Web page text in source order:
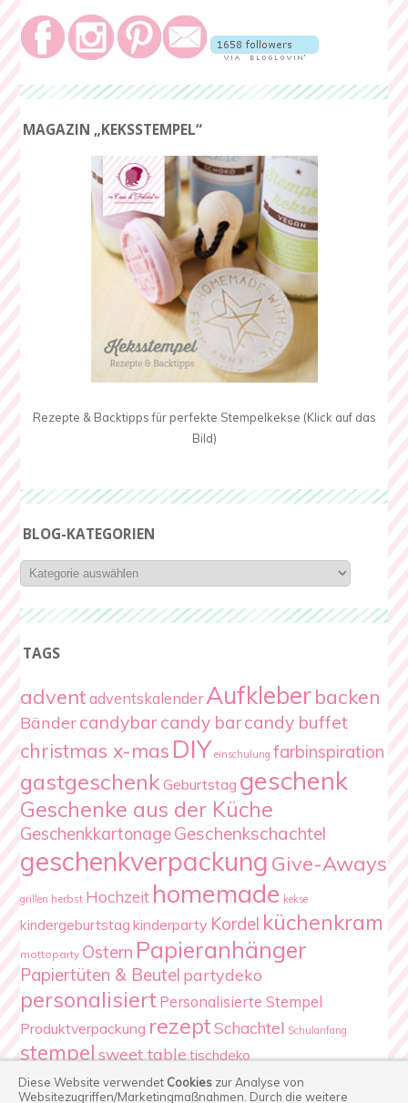
MAGAZIN „KEKSSTEMPEL“
Rezepte & Backtipps für perfekte Stempelkekse (Klick auf das
Bild)
BLOG-KATEGORIEN
Blog-
Kategorien
TAGS
advent adventskalenderAufkleberbacken
Bändercandybarcandy barcandy buffet
christmas x-mas DIY einschulung farbinspiration
gastgeschenkGeburtstag geschenk
Geschenke aus der Küche
GeschenkkartonageGeschenkschachtel
geschenkverpackung Give-Aways
grillen herbst Hochzeit homemade kekse
kindergeburtstag kinderparty Kordel küchenkram
mottoparty Ostern Papieranhänger
Papiertüten & Beutel partydeko
personalisiert Personalisierte Stempel
Produktverpackung rezept Schachtel Schulanfang
stempelsweet tabletischdeko
VerpackungWeihnachten
Diese Website verwendet Cookies zur Analyse von
Websitezugriffen/Marketingmaßnahmen. Durch die weitere